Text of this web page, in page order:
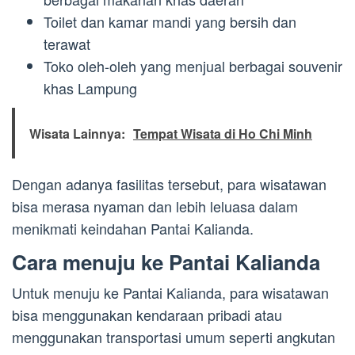
Toilet dan kamar mandi yang bersih dan
terawat
Toko oleh-oleh yang menjual berbagai souvenir
khas Lampung
Wisata Lainnya: Tempat Wisata di Ho Chi Minh
Dengan adanya fasilitas tersebut, para wisatawan
bisa merasa nyaman dan lebih leluasa dalam
menikmati keindahan Pantai Kalianda.
Cara menuju ke Pantai Kalianda
Untuk menuju ke Pantai Kalianda, para wisatawan
bisa menggunakan kendaraan pribadi atau
menggunakan transportasi umum seperti angkutan